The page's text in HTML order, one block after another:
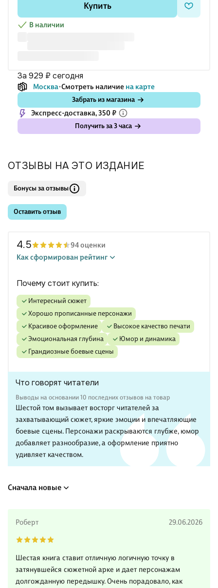
Купить
В наличии
за 929 ₽ сегодня
Москва Смотреть наличие на карте
Забрать из магазина
Экспресс-доставка, 350 ₽
Получить за 3 часа
ОТЗЫВЫ НА ЭТО ИЗДАНИЕ
Бонусы за отзывы
Оставить отзыв
4.5
94 оценки
Как сформирован рейтинг
Почему стоит купить:
Интересный сюжет
Хорошо прописанные персонажи
Красивое оформление
Высокое качество печати
Эмоциональная глубина
Юмор и динамика
Грандиозные боевые сцены
Что говорят читатели
Выводы на основании 10 последних отзывов на товар
Шестой том вызывает восторг читателей за
захватывающий сюжет, яркие эмоции и впечатляющие
боевые сцены. Персонажи раскрываются глубже, юмор
добавляет разнообразие, а оформление приятно
удивляет качеством.
Сначала новые
Роберт 29.06.2026
Шестая книга ставит отличную логичную точку в
затянувшейся сюжетной арке и дает персонажам
долгожданную передышку. Очень порадовало, как